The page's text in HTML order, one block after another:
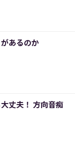
あるのか
丈夫！ 方向音痴